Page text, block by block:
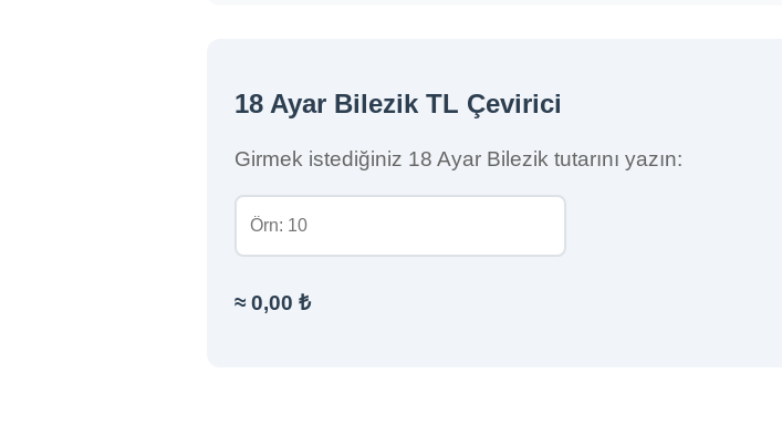
18 Ayar Bilezik TL Çevirici
Girmek istediğiniz 18 Ayar Bilezik tutarını yazın:
≈ 0,00 ₺